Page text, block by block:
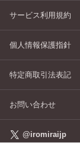
サービス利用規約
個人情報保護指針
特定商取引法表記
お問い合わせ
@iromiraijp